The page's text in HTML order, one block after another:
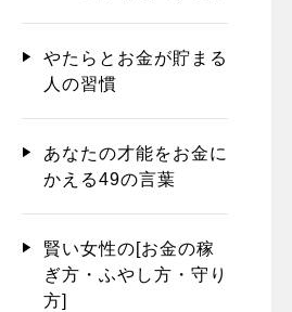
やたらとお金が貯まる
人の習慣
あなたの才能をお金に
かえる49の言葉
賢い女性の[お金の稼
ぎ方・ふやし方・守り
方]